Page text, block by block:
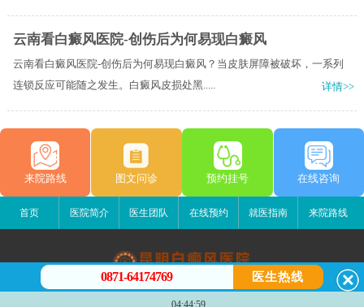
云南看白癜风医院-创伤后为何易现白癜风
云南看白癜风医院-创伤后为何易现白癜风？当皮肤屏障被破坏，一系列
连锁反应可能随之发生。白癜风皮损处黑.....
详情>>
来院路线 图文问诊 预约挂号 在线咨询
首页 医院简介 医生团队 在线预约 就医指南 来院路线
昆明白癜风医院
0871-64174769 医生热线
04:44:59